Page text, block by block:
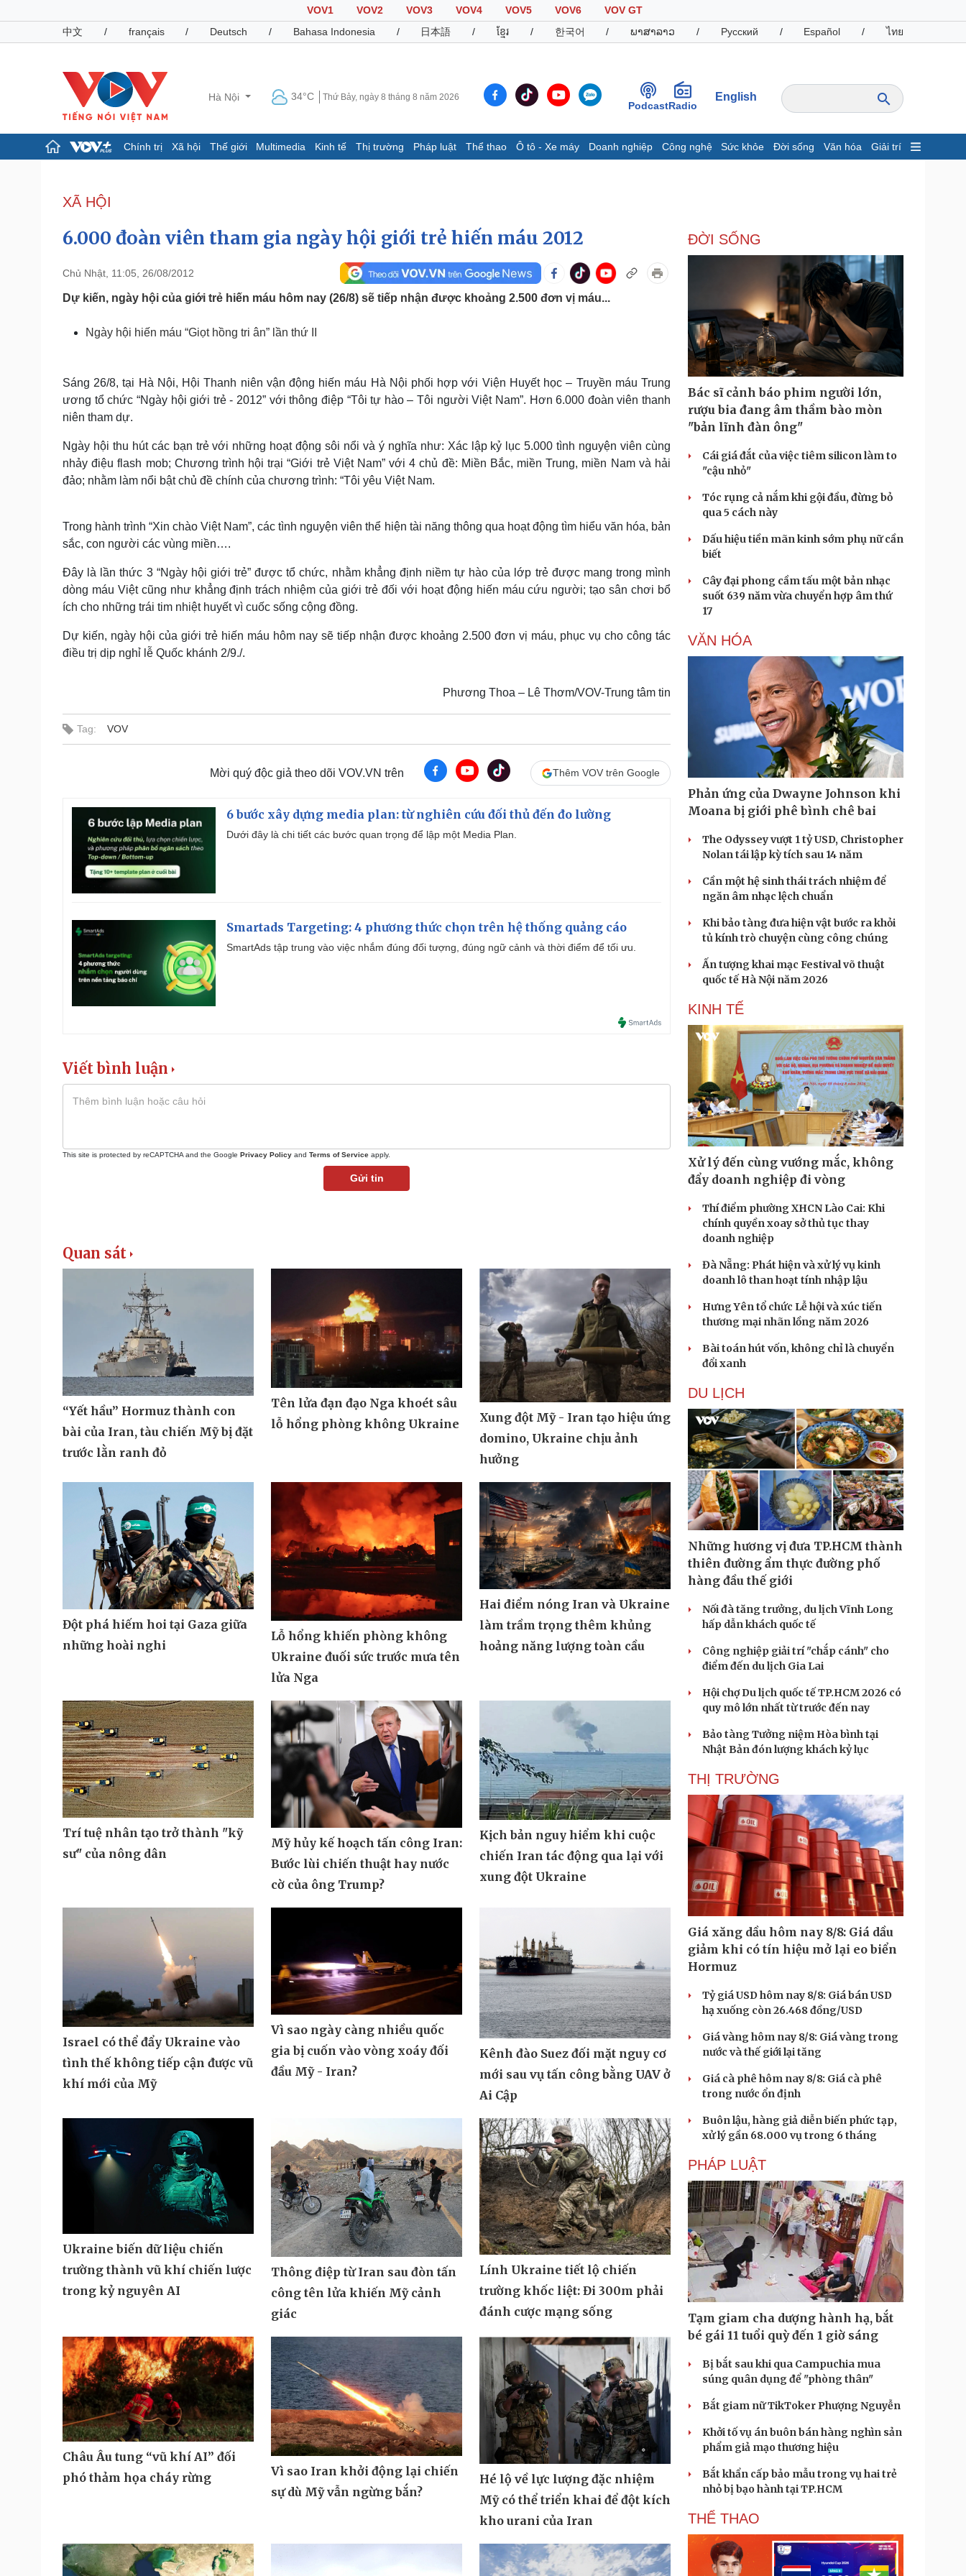
VOV1 VOV2 VOV3 VOV4 VOV5 VOV6
VOV GT
中文
/ français / Deutsch / Bahasa Indonesia / 日本語 / ខ្មែរ / 한국어 / ພາສາລາວ / Русский / Español / ไทย
Hà Nội 34°C Thứ Bảy, ngày 8 tháng 8 năm 2026
PodcastRadio
English
Chính trị Xã hội Thế giới Multimedia Kinh tế Thị trường Pháp luật Thể thao Ô tô - Xe máy Doanh nghiệp Công nghệ Sức khỏe Đời sống Văn hóa Giải trí
Đảng
Tổ chức nhân sự
Nhận diện sự thật
Dấu ấn VOV
Infographic
Giá cà phê
Pháp luật
Tin nóng
Quân sự - Quốc phòng
Việt Nam
Thể thao
Hậu trường
Ô tô - Xe máy
Thông tin doanh nghiệp
Doanh nghiệp 24h
Doanh nhân
Vì cộng đồng
Công nghệ
Sành điệu
Tin Công nghệ
Trải nghiệm
Chuyển đổi số
Sức khỏe
Dinh dưỡng - món ngon
Sản phụ khoa
Nhi khoa
Nam khoa
Ăn sạch sống khỏe
Đời sống
Tình yêu - Gia đình
Văn hóa
Âm nhạc
Di sản
Giải trí
Sao Việt
Du lịch
check-in
Podcast
Đọc truyện đêm khuya
Cửa sổ tình yêu
Kể chuyện cho bé
Cải chính
XÃ HỘI
6.000 đoàn viên tham gia ngày hội giới trẻ hiến máu 2012
Chủ Nhật, 11:05, 26/08/2012
Dự kiến, ngày hội của giới trẻ hiến máu hôm nay (26/8) sẽ tiếp nhận được khoảng 2.500 đơn vị máu...
Ngày hội hiến máu “Giọt hồng tri ân” lần thứ II
Sáng 26/8, tại Hà Nội, Hội Thanh niên vận động hiến máu Hà Nội phối hợp với Viện Huyết học – Truyền máu Trung
ương tổ chức “Ngày hội giới trẻ - 2012” với thông điệp “Tôi tự hào – Tôi người Việt Nam”. Hơn 6.000 đoàn viên thanh
niên tham dự.
Ngày hội thu hút các bạn trẻ với những hoạt động sôi nổi và ý nghĩa như: Xác lập kỷ lục 5.000 tình nguyện viên cùng
nhảy điệu flash mob; Chương trình hội trại “Giới trẻ Việt Nam” với 4 chủ đề: Miền Bắc, miền Trung, miền Nam và hải
đảo; nhằm làm nổi bật chủ đề chính của chương trình: “Tôi yêu Việt Nam.
Trong hành trình “Xin chào Việt Nam”, các tình nguyện viên thể hiện tài năng thông qua hoạt động tìm hiểu văn hóa, bản
sắc, con người các vùng miền….
Đây là lần thức 3 “Ngày hội giới trẻ” được tổ chức, nhằm khẳng định niềm tự hào của lớp trẻ được mang trong mình
dòng máu Việt cũng như khẳng định trách nhiệm của giới trẻ đối với hoạt động hiến máu cứu người; tạo sân chơi bổ
ích cho những trái tim nhiệt huyết vì cuốc sống cộng đồng.
Dự kiến, ngày hội của giới trẻ hiến máu hôm nay sẽ tiếp nhận được khoảng 2.500 đơn vị máu, phục vụ cho công tác
điều trị dịp nghỉ lễ Quốc khánh 2/9./.
Phương Thoa – Lê Thơm/VOV-Trung tâm tin
Tag: VOV
Mời quý độc giả theo dõi VOV.VN trên Thêm VOV trên Google
6 bước xây dựng media plan: từ nghiên cứu đối thủ đến đo lường
Dưới đây là chi tiết các bước quan trọng để lập một Media Plan.
Smartads Targeting: 4 phương thức chọn trên hệ thống quảng cáo
SmartAds tập trung vào việc nhắm đúng đối tượng, đúng ngữ cảnh và thời điểm để tối ưu.
Viết bình luận
This site is protected by reCAPTCHA and the Google Privacy Policy and Terms of Service apply.
Gửi tin
Quan sát
“Yết hầu” Hormuz thành con
bài của Iran, tàu chiến Mỹ bị đặt
trước lằn ranh đỏ
Tên lửa đạn đạo Nga khoét sâu
lỗ hổng phòng không Ukraine
Xung đột Mỹ - Iran tạo hiệu ứng
domino, Ukraine chịu ảnh
hưởng
Đột phá hiếm hoi tại Gaza giữa
những hoài nghi
Lỗ hổng khiến phòng không
Ukraine đuối sức trước mưa tên
lửa Nga
Hai điểm nóng Iran và Ukraine
làm trầm trọng thêm khủng
hoảng năng lượng toàn cầu
Trí tuệ nhân tạo trở thành "kỹ
sư" của nông dân
Mỹ hủy kế hoạch tấn công Iran:
Bước lùi chiến thuật hay nước
cờ của ông Trump?
Kịch bản nguy hiểm khi cuộc
chiến Iran tác động qua lại với
xung đột Ukraine
Israel có thể đẩy Ukraine vào
tình thế không tiếp cận được vũ
khí mới của Mỹ
Vì sao ngày càng nhiều quốc
gia bị cuốn vào vòng xoáy đối
đầu Mỹ - Iran?
Kênh đào Suez đối mặt nguy cơ
mới sau vụ tấn công bằng UAV ở
Ai Cập
Ukraine biến dữ liệu chiến
trường thành vũ khí chiến lược
trong kỷ nguyên AI
Thông điệp từ Iran sau đòn tấn
công tên lửa khiến Mỹ cảnh
giác
Lính Ukraine tiết lộ chiến
trường khốc liệt: Đi 300m phải
đánh cược mạng sống
Châu Âu tung “vũ khí AI” đối
phó thảm họa cháy rừng
Vì sao Iran khởi động lại chiến
sự dù Mỹ vẫn ngừng bắn?
Hé lộ về lực lượng đặc nhiệm
Mỹ có thể triển khai để đột kích
kho urani của Iran
ĐỜI SỐNG
Bác sĩ cảnh báo phim người lớn,
rượu bia đang âm thầm bào mòn
"bản lĩnh đàn ông"
Cái giá đắt của việc tiêm silicon làm to
"cậu nhỏ"
Tóc rụng cả nắm khi gội đầu, đừng bỏ
qua 5 cách này
Dấu hiệu tiền mãn kinh sớm phụ nữ cần
biết
Cây đại phong cầm tấu một bản nhạc
suốt 639 năm vừa chuyển hợp âm thứ
17
VĂN HÓA
Phản ứng của Dwayne Johnson khi
Moana bị giới phê bình chê bai
The Odyssey vượt 1 tỷ USD, Christopher
Nolan tái lập kỳ tích sau 14 năm
Cần một hệ sinh thái trách nhiệm để
ngăn âm nhạc lệch chuẩn
Khi bảo tàng đưa hiện vật bước ra khỏi
tủ kính trò chuyện cùng công chúng
Ấn tượng khai mạc Festival võ thuật
quốc tế Hà Nội năm 2026
KINH TẾ
Xử lý đến cùng vướng mắc, không
đẩy doanh nghiệp đi vòng
Thí điểm phường XHCN Lào Cai: Khi
chính quyền xoay sở thủ tục thay
doanh nghiệp
Đà Nẵng: Phát hiện và xử lý vụ kinh
doanh lô than hoạt tính nhập lậu
Hưng Yên tổ chức Lễ hội và xúc tiến
thương mại nhãn lồng năm 2026
Bài toán hút vốn, không chỉ là chuyển
đổi xanh
DU LỊCH
Những hương vị đưa TP.HCM thành
thiên đường ẩm thực đường phố
hàng đầu thế giới
Nối đà tăng trưởng, du lịch Vĩnh Long
hấp dẫn khách quốc tế
Công nghiệp giải trí "chắp cánh" cho
điểm đến du lịch Gia Lai
Hội chợ Du lịch quốc tế TP.HCM 2026 có
quy mô lớn nhất từ trước đến nay
Bảo tàng Tưởng niệm Hòa bình tại
Nhật Bản đón lượng khách kỷ lục
THỊ TRƯỜNG
Giá xăng dầu hôm nay 8/8: Giá dầu
giảm khi có tín hiệu mở lại eo biển
Hormuz
Tỷ giá USD hôm nay 8/8: Giá bán USD
hạ xuống còn 26.468 đồng/USD
Giá vàng hôm nay 8/8: Giá vàng trong
nước và thế giới lại tăng
Giá cà phê hôm nay 8/8: Giá cà phê
trong nước ổn định
Buôn lậu, hàng giả diễn biến phức tạp,
xử lý gần 68.000 vụ trong 6 tháng
PHÁP LUẬT
Tạm giam cha dượng hành hạ, bắt
bé gái 11 tuổi quỳ đến 1 giờ sáng
Bị bắt sau khi qua Campuchia mua
súng quân dụng để "phòng thân"
Bắt giam nữ TikToker Phượng Nguyễn
Khởi tố vụ án buôn bán hàng nghìn sản
phẩm giả mạo thương hiệu
Bắt khẩn cấp bảo mẫu trong vụ hai trẻ
nhỏ bị bạo hành tại TP.HCM
THỂ THAO